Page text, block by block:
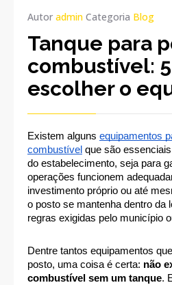
Autor admin Categoria Blog
Tanque para
combustível:
escolher o
Existem alguns equipamentos
combustível que são
do estabelecimento, seja para
operações funcionem
investimento próprio ou até
o posto se mantenha dentro da
regras exigidas pelo município
Dentre tantos equipamentos
posto, uma coisa é certa: não
combustível sem um tanque.